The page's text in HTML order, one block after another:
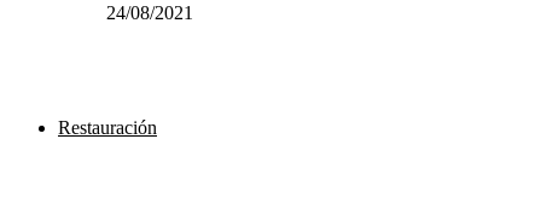
24/08/2021
Restauración